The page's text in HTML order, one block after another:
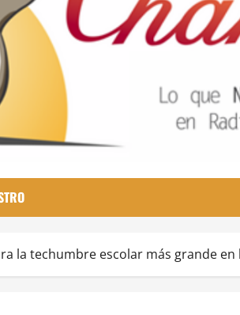
la techumbre escolar más grande en